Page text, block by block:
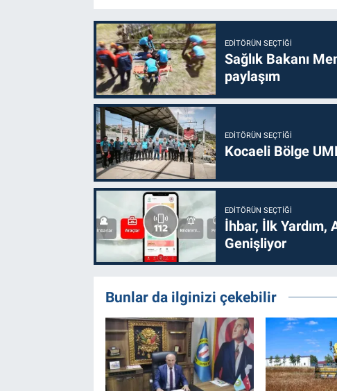
EDITÖRÜN SEÇTIĞI
Sağlık Bakanı
paylaşım
EDITÖRÜN SEÇTIĞI
Kocaeli Bölge
EDITÖRÜN SEÇTIĞI
İhbar, İlk Yardım,
Genişliyor
Bunlar da ilginizi çekebilir